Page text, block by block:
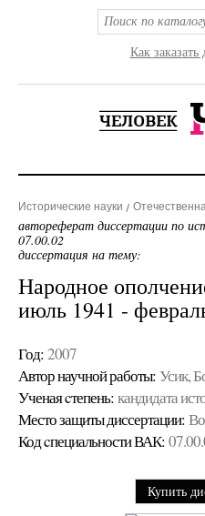
Как
Исторические науки
автореферат диссертации по
07.00.02
диссертация на тему:
Народное
июль 1941 -
Год: 2007
Автор научной работы: Усик,
Ученая cтепень: кандидата
Место защиты диссертации:
Код cпециальности ВАК:
Купить